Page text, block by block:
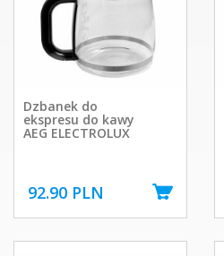
Dzbanek do
ekspresu do kawy
AEG ELECTROLUX
92.90 PLN